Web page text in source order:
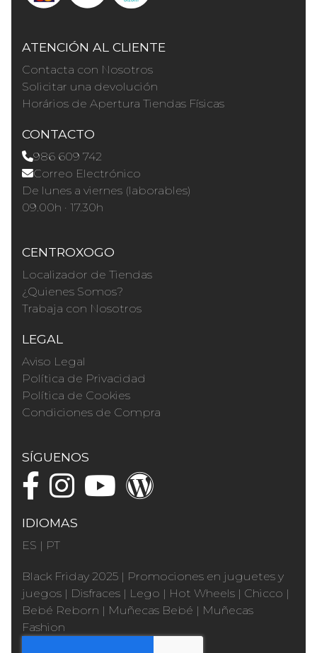
ATENCIÓN AL CLIENTE
Contacta con Nosotros
Solicitar una devolución
Horários de Apertura Tiendas Físicas
CONTACTO
986 609 742
Correo Electrónico
De lunes a viernes (laborables)
09.00h · 17.30h
CENTROXOGO
Localizador de Tiendas
¿Quienes Somos?
Trabaja con Nosotros
LEGAL
Aviso Legal
Política de Privacidad
Política de Cookies
Condiciones de Compra
SÍGUENOS
IDIOMAS
ES | PT
Black Friday 2025 | Promociones en juguetes y
juegos | Disfraces | Lego | Hot Wheels | Chicco |
Bebé Reborn | Muñecas Bebé | Muñecas
Fashion